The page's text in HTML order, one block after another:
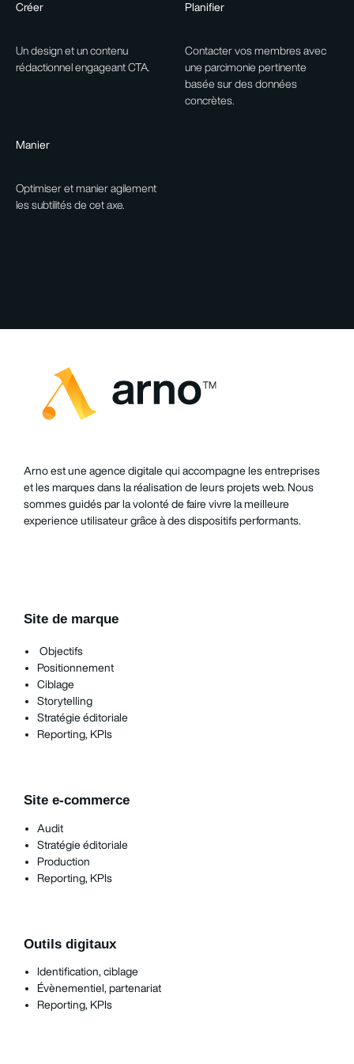
Créer
Un design et un contenu
rédactionnel engageant CTA.
Planifier
Contacter vos membres avec
une parcimonie pertinente
basée sur des données
concrètes.
Manier
Optimiser et manier agilement
les subtilités de cet axe.
Arno est une agence digitale qui accompagne les entreprises
et les marques dans la réalisation de leurs projets web. Nous
sommes guidés par la volonté de faire vivre la meilleure
experience utilisateur grâce à des dispositifs performants.
Site de marque
Objectifs
Positionnement
Ciblage
Storytelling
Stratégie éditoriale
Reporting, KPIs
Site e-commerce
Audit
Stratégie éditoriale
Production
Reporting, KPIs
Outils digitaux
Identification, ciblage
Évènementiel, partenariat
Reporting, KPIs